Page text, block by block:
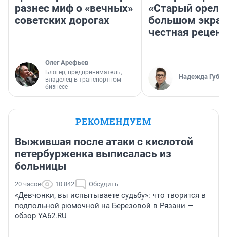
разнес миф о «вечных»
советских дорогах
Олег Арефьев
Блогер, предприниматель,
владелец в транспортном
бизнесе
«Старый орел»
большом
честная
Надежда
РЕКОМЕНДУЕМ
Выжившая после атаки с кислотой
петербурженка выписалась из
больницы
20 часов 10 842 Обсудить
«Девчонки, вы испытываете судьбу»: что творится в
подпольной рюмочной на Березовой в Рязани —
обзор YA62.RU